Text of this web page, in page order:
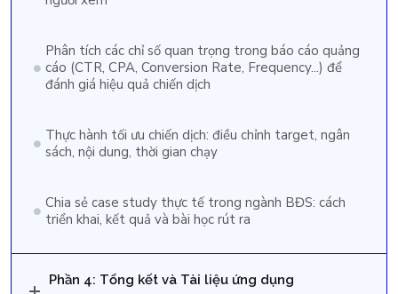
Phân tích các chỉ số quan trọng trong báo cáo quảng
cáo (CTR, CPA, Conversion Rate, Frequency...) để
đánh giá hiệu quả chiến dịch
Thực hành tối ưu chiến dịch: điều chỉnh target, ngân
sách, nội dung, thời gian chạy
Chia sẻ case study thực tế trong ngành BĐS: cách
triển khai, kết quả và bài học rút ra
Phần 4: Tổng kết và Tài liệu ứng dụng